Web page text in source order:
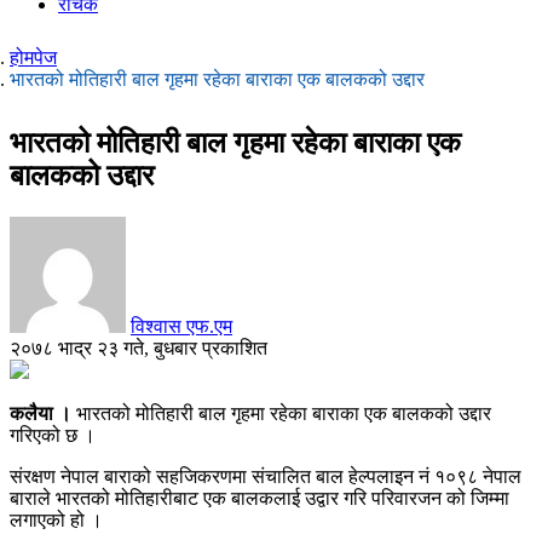
रोचक
होमपेज
भारतको मोतिहारी बाल गृहमा रहेका बाराका एक बालकको उद्दार
भारतको मोतिहारी बाल गृहमा रहेका बाराका एक
बालकको उद्दार
विश्वास एफ.एम
२०७८ भाद्र २३ गते, बुधबार प्रकाशित
कलैया । भारतको मोतिहारी बाल गृहमा रहेका बाराका एक बालकको उद्दार
गरिएको छ ।
संरक्षण नेपाल बाराको सहजिकरणमा संचालित बाल हेल्पलाइन नं १०९८ नेपाल
बाराले भारतको मोतिहारीबाट एक बालकलाई उद्वार गरि परिवारजन को जिम्मा
लगाएको हो ।